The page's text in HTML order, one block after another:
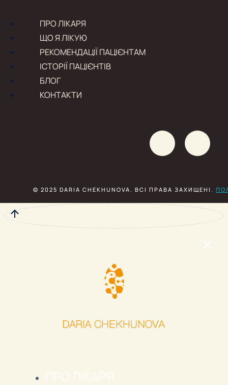
ПРО ЛІКАРЯ
ЩО Я ЛІКУЮ
РЕКОМЕНДАЦІЇ ПАЦІЄНТАМ
ІСТОРІЇ ПАЦІЄНТІВ
БЛОГ
КОНТАКТИ
© 2025 DARIA CHEKHUNOVA. ВСІ ПРАВА ЗАХИЩЕНІ.
ПРО ЛІКАРЯ